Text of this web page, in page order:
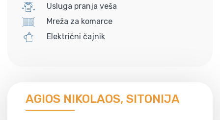
Usluga pranja veša
Mreža za komarce
Električni čajnik
AGIOS NIKOLAOS, SITONIJA